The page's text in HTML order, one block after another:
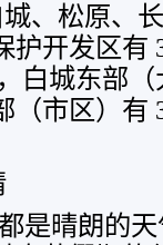
、松原、
护开发区有
白城东部
（市区）有
是晴朗的